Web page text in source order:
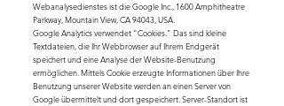
Webanalysedienstes ist die Google Inc., 1600 Amphitheatre
Parkway, Mountain View, CA 94043, USA.
Google Analytics verwendet "Cookies." Das sind kleine
Textdateien, die Ihr Webbrowser auf Ihrem Endgerät
speichert und eine Analyse der Website-Benutzung
ermöglichen. Mittels Cookie erzeugte Informationen über Ihre
Benutzung unserer Website werden an einen Server von
Google übermittelt und dort gespeichert. Server-Standort ist